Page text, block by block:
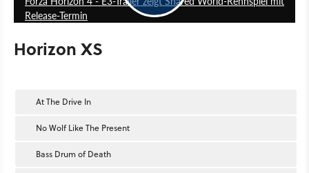
Release-Termin
Horizon XS
At The Drive In
No Wolf Like The Present
Bass Drum of Death